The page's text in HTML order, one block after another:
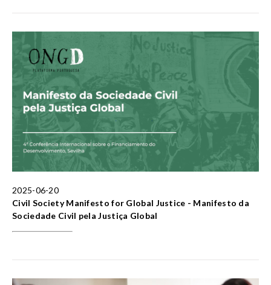
2025-06-20
Civil Society Manifesto for Global Justice - Manifesto da
Sociedade Civil pela Justiça Global